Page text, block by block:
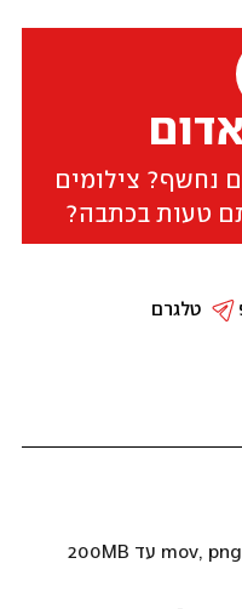
נחשף? צילומים
טעות בכתבה?
טלגרם